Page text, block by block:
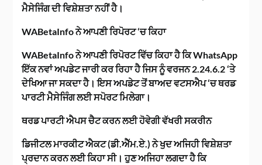
ਮੈਸੇਜਿੰਗ ਦੀ ਵਿਸ਼ੇਸ਼ਤਾ ਨਹੀਂ ਹੈ।
WABetaInfo ਨੇ ਆਪਣੀ ਰਿਪੋਰਟ ‘ਚ ਕਿਹਾ
WABetaInfo ਨੇ ਆਪਣੀ ਰਿਪੋਰਟ ਵਿੱਚ ਕਿਹਾ ਹੈ ਕਿ WhatsApp
ਇੱਕ ਨਵਾਂ ਅਪਡੇਟ ਜਾਰੀ ਕਰ ਰਿਹਾ ਹੈ ਜਿਸ ਨੂੰ ਵਰਜਨ 2.24.6.2 ‘ਤੇ
ਦੇਖਿਆ ਜਾ ਸਕਦਾ ਹੈ। ਇਸ ਅਪਡੇਟ ਤੋਂ ਬਾਅਦ ਵਟਸਐਪ ‘ਚ ਥਰਡ
ਪਾਰਟੀ ਮੈਸੇਜਿੰਗ ਲਈ ਸਪੋਰਟ ਮਿਲੇਗਾ।
ਥਰਡ ਪਾਰਟੀ ਐਪਸ ਚੈਟ ਕਰਨ ਲਈ ਹੋਵੇਗੀ ਵੱਖਰੀ ਸਕਰੀਨ
ਡਿਜੀਟਲ ਮਾਰਕੀਟ ਐਕਟ (ਡੀ.ਐੱਮ.ਏ.) ਨੇ ਖੁਦ ਅਜਿਹੀ ਵਿਸ਼ੇਸ਼ਤਾ
ਪ੍ਰਦਾਨ ਕਰਨ ਲਈ ਕਿਹਾ ਸੀ। ਹੁਣ ਅਜਿਹਾ ਲਗਦਾ ਹੈ ਕਿ